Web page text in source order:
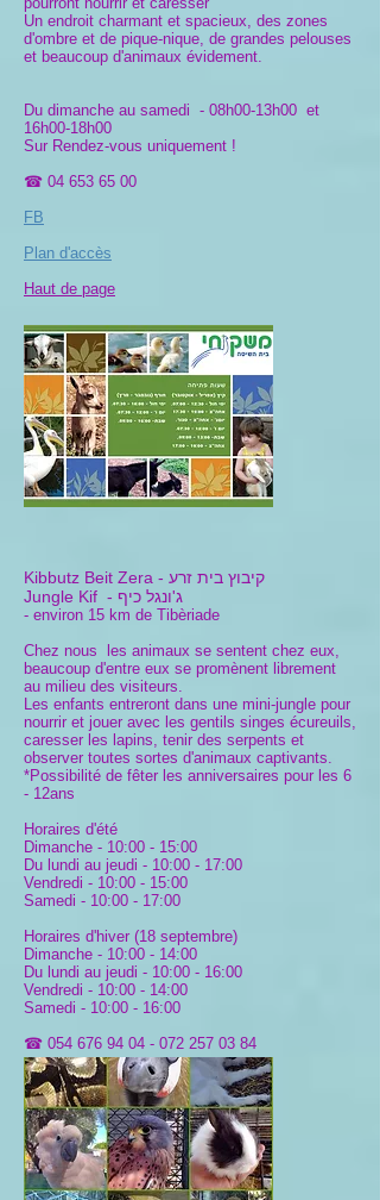
Un endroit charmant et spacieux, des zones
d'ombre et de pique-nique, de grandes pelouses
et beaucoup d'animaux évidement.
Du dimanche au samedi - 08h00-13h00 et
16h00-18h00
Sur Rendez-vous uniquement !
☎ 04 653 65 00
FB
Plan d'accès
Haut de page
Kibbutz Beit Zera - קיבוץ בית זרע
Jungle Kif
- ג'ונגל כיף
- environ 15 km de Tibèriade
Chez nous les animaux se sentent chez eux,
beaucoup d'entre eux se promènent librement
au milieu des visiteurs.
Les enfants entreront dans une mini-jungle pour
nourrir et jouer avec les gentils singes écureuils,
caresser les lapins, tenir des serpents et
observer toutes sortes d'animaux captivants.
*Possibilité de fêter les anniversaires pour les 6
- 12ans
Horaires d'été
Dimanche - 10:00 - 15:00
Du lundi au jeudi - 10:00 - 17:00
Vendredi - 10:00 - 15:00
Samedi - 10:00 - 17:00
Horaires d'hiver (18 septembre)
Dimanche - 10:00 - 14:00
Du lundi au jeudi - 10:00 - 16:00
Vendredi - 10:00 - 14:00
Samedi - 10:00 - 16:00
☎ 054 676 94 04 - 072 257 03 84
Site
FB
Haut de page